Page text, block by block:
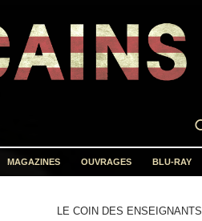
MAGAZINES OUVRAGES BLU-RAY
LE COIN DES ENSEIGNANTS